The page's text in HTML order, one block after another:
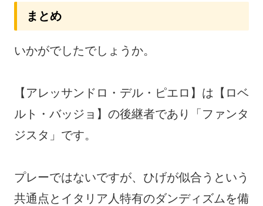
まとめ
いかがでしたでしょうか。
【アレッサンドロ・デル・ピエロ】は【ロベ
ルト・バッジョ】の後継者であり「ファンタ
ジスタ」です。
プレーではないですが、ひげが似合うという
共通点とイタリア人特有のダンディズムを備